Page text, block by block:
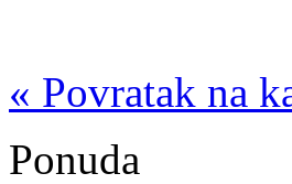
« Povratak na
Ponuda